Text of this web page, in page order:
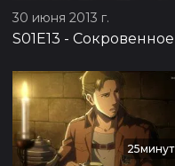
30 июня 2013 г.
S01E13 - Сокровенное желание: Оборона Троста, часть 9
25минут